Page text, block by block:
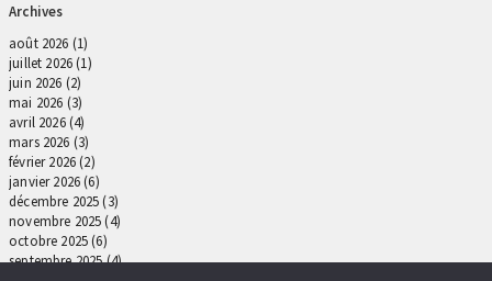
Archives
août 2026 (1)
juillet 2026(1)
juin 2026 (2)
mai 2026 (3)
avril 2026(4)
mars 2026 (3)
février 2026(2)
janvier 2026(6)
décembre 2025(3)
novembre 2025(4)
octobre 2025(6)
septembre 2025(4)